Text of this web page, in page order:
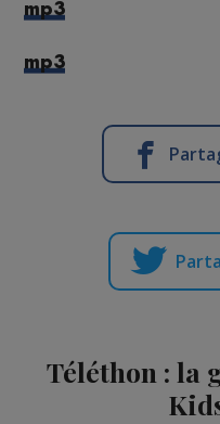
mp3
mp3
Téléthon : la